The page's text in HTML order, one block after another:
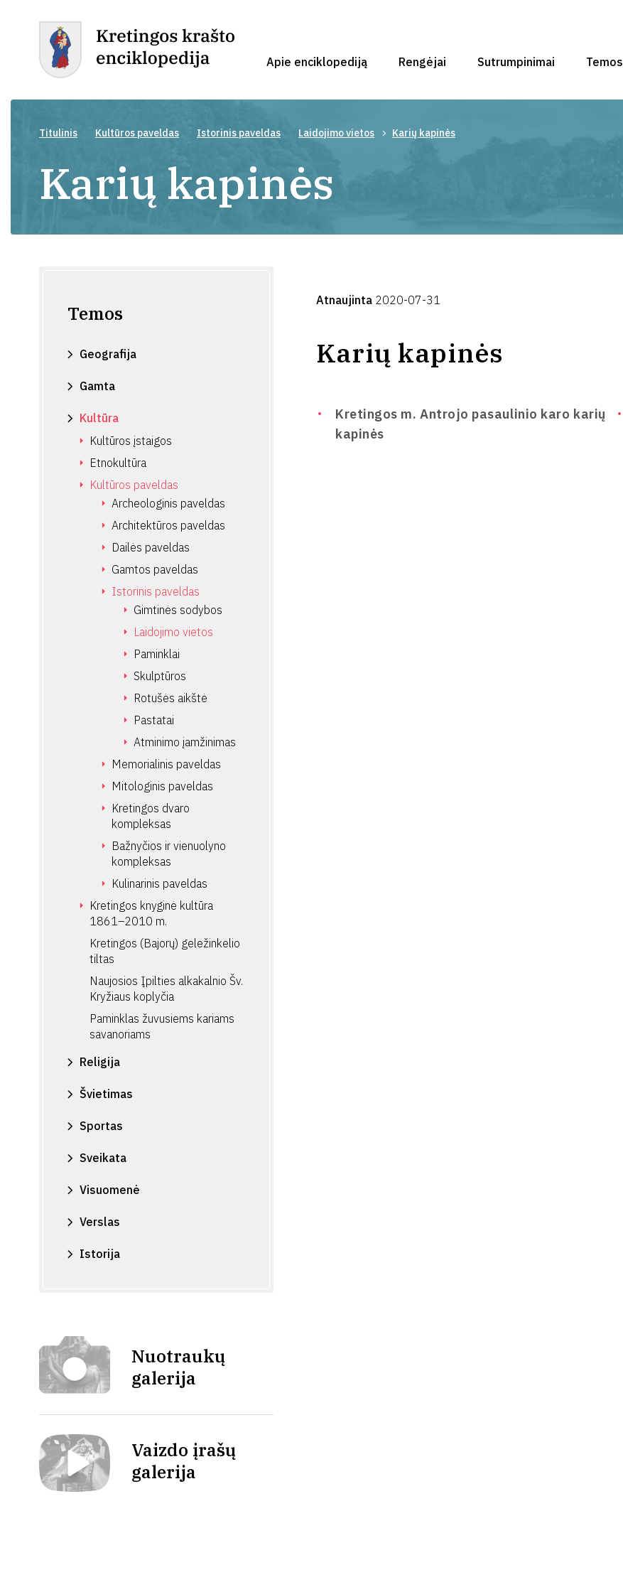
Apie enciklopediją Rengėjai Sutrumpinimai Temos
Titulinis Kultūros paveldas Istorinis paveldas Laidojimo vietos Karių kapinės
Karių kapinės
Temos
Geografija
Gamta
Kultūra
Kultūros įstaigos
Etnokultūra
Kultūros paveldas
Archeologinis paveldas
Architektūros paveldas
Dailės paveldas
Gamtos paveldas
Istorinis paveldas
Gimtinės sodybos
Laidojimo vietos
Paminklai
Skulptūros
Rotušės aikštė
Pastatai
Atminimo įamžinimas
Memorialinis paveldas
Mitologinis paveldas
Kretingos dvaro
kompleksas
Bažnyčios ir vienuolyno
kompleksas
Kulinarinis paveldas
Kretingos knyginė kultūra
1861–2010 m.
Kretingos (Bajorų) geležinkelio
tiltas
Naujosios Įpilties alkakalnio Šv.
Kryžiaus koplyčia
Paminklas žuvusiems kariams
savanoriams
Religija
Švietimas
Sportas
Sveikata
Visuomenė
Verslas
Istorija
Nuotraukų
galerija
Vaizdo įrašų
galerija
Atnaujinta 2020-07-31
Karių kapinės
Kretingos m. Antrojo pasaulinio karo karių
kapinės